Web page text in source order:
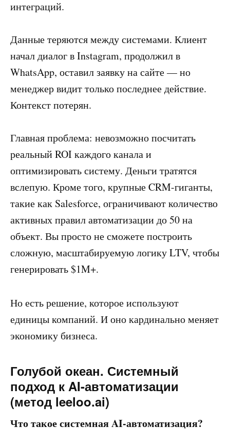
интеграций.
Данные теряются между системами. Клиент
начал диалог в Instagram, продолжил в
WhatsApp, оставил заявку на сайте — но
менеджер видит только последнее действие.
Контекст потерян.
Главная проблема: невозможно посчитать
реальный ROI каждого канала и
оптимизировать систему. Деньги тратятся
вслепую. Кроме того, крупные CRM-гиганты,
такие как Salesforce, ограничивают количество
активных правил автоматизации до 50 на
объект. Вы просто не сможете построить
сложную, масштабируемую логику LTV, чтобы
генерировать $1M+.
Но есть решение, которое используют
единицы компаний. И оно кардинально меняет
экономику бизнеса.
Голубой океан. Системный
подход к AI-автоматизации
(метод leeloo.ai)
Что такое системная AI-автоматизация?